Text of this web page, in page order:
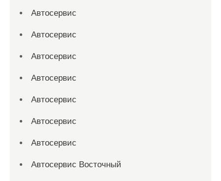
Автосервис
Автосервис
Автосервис
Автосервис
Автосервис
Автосервис
Автосервис
Автосервис Восточный